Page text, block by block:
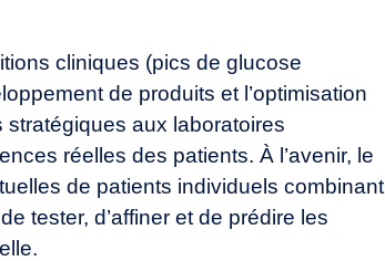
cliniques (pics de glucose
de produits et l’optimisation
aux laboratoires
réelles des patients. À l’avenir, le
de patients individuels combinant
tester, d’affiner et de prédire les